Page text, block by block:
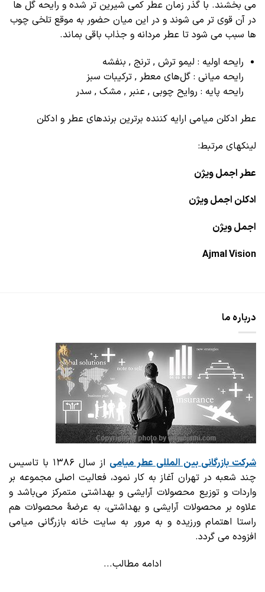
می بخشند. با گذر زمان عطر کمی شیرین تر شده و رایحه گل ها
در آن قوی تر می شوند و در این میان حضور به موقع تلخی چوب
ها سبب می شود تا عطر مردانه و جذاب باقی بماند.
رایحه اولیه : لیمو ترش , ترنج , بنفشه
رایحه میانی : گل‌های معطر , ترکیبات سبز
رایحه پایه : روایح چوبی , عنبر , مشک , سدر
عطر ادکلن میامی ارایه کننده برترین برندهای عطر و ادکلن
لینکهای مرتبط:
عطر اجمل ویژن
ادکلن اجمل ویژن
اجمل ویژن
Ajmal Vision
درباره ما
شرکت بازرگانیبین المللی عطر میامی
از سال ۱۳۸۶ با تاسیس
چند شعبه در تهران آغاز به کار نمود، فعالیت اصلی مجموعه بر
واردات و توزیع محصولات آرایشی و بهداشتی متمرکز می‌باشد و
علاوه بر محصولات آرایشی و بهداشتی، به عرضهٔ محصولات هم
راستا اهتمام ورزیده و به مرور به سایت خانه بازرگانی میامی
افزوده می گردد.
ادامه مطالب...